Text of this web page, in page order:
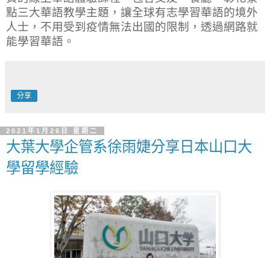
點三大華語教學主題，讓全球有志學習華語的境外
人士，不用受到疫情無法出國的限制，透過網路就
能學習華語。
分享
2021年1月26日 星期二
大葉大學企管系徐雨婕分享日本山口大
學留學經驗